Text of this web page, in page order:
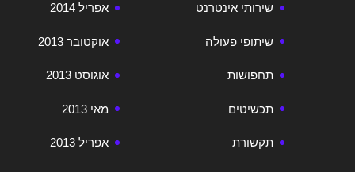
אפריל 2014
אוקטובר 2013
אוגוסט 2013
מאי 2013
אפריל 2013
שירותי אינטרנט
שיתופי פעולה
תחפושות
תכשיטים
תקשורת